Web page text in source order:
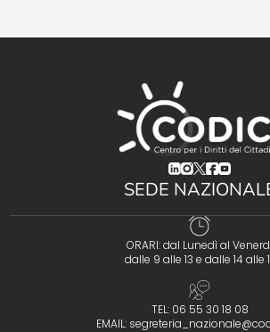
(opens in a
(opens in a
(opens in
(opens
SEDE
ORARI: dal Lunedì al
dalle 9 alle 13 e dalle 14 alle
TEL: 06 55 30 18 08
EMAIL: